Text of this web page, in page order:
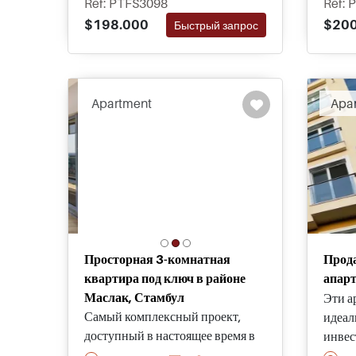
Бахчекент в Стамбуле и доступны
в размерах от одной до четырех
спален и различных типов.
Ref: PTFS3098
$198.000
Быстрый запрос
Ref:
Apartment
Просторная 3-комнатная
квартира под ключ в районе
Маслак, Стамбул
Самый комплексный проект,
доступный в настоящее время в
Эти